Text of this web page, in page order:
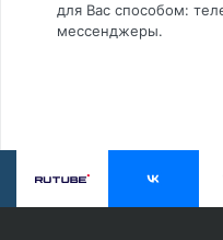
для Вас способом:
мессенджеры.